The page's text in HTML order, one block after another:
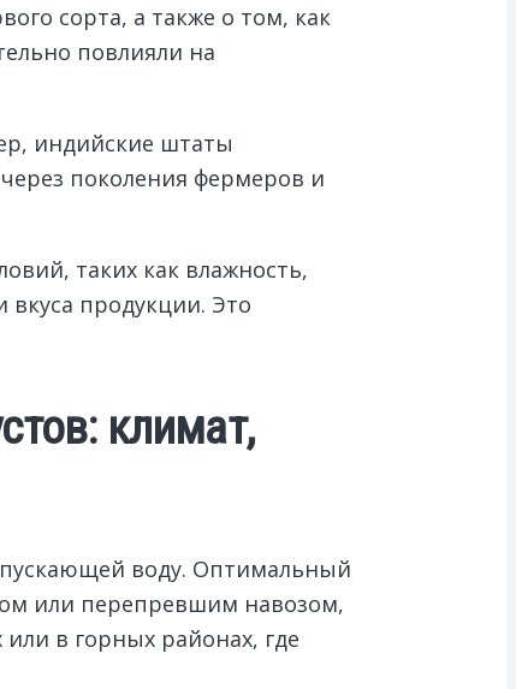
сорта, а также о том, как
повлияли на
индийские штаты
поколения фермеров и
таких как влажность,
вкуса продукции. Это
климат,
воду. Оптимальный
или перепревшим навозом,
в горных районах, где